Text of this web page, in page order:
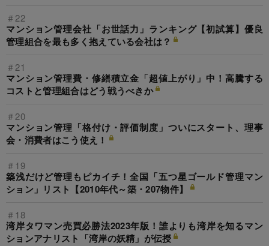
＃22
マンション管理会社「お世話力」ランキング【初試算】優良
管理組合を最も多く抱えている会社は？
＃21
マンション管理費・修繕積立金「超値上がり」中！高騰する
コストと管理組合はどう戦うべきか
＃20
マンション管理「格付け・評価制度」ついにスタート、理事
会・消費者はこう使え！
＃19
築浅だけど管理もピカイチ！全国「五つ星ゴールド管理マン
ション」リスト【2010年代～築・207物件】
＃18
湾岸タワマン売買必勝法2023年版！誰よりも湾岸を知るマン
ションアナリスト「湾岸の妖精」が伝授